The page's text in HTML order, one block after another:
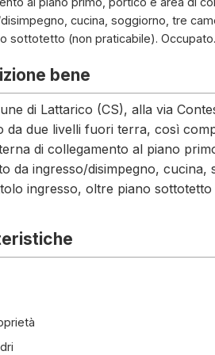
cucina, soggiorno, tre
sottotetto (non praticabile). Occupato.
bene
di Lattarico (CS), alla via
da due livelli fuori terra, così
di collegamento al piano
da ingresso/disimpegno,
ingresso, oltre piano